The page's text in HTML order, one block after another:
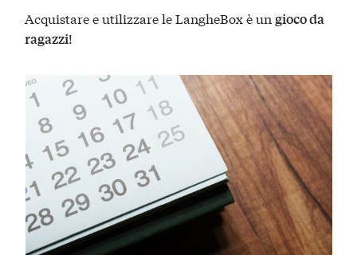
Acquistare e utilizzare le LangheBox è ungioco da
ragazzi!